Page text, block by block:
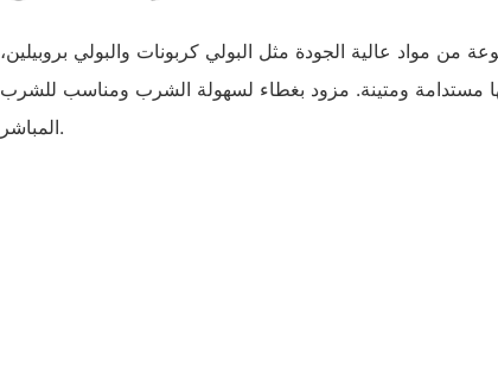
من مواد عالية الجودة مثل البولي كربونات والبولي بروبيلين،
مستدامة ومتينة. مزود بغطاء لسهولة الشرب ومناسب للشرب
المباشر.